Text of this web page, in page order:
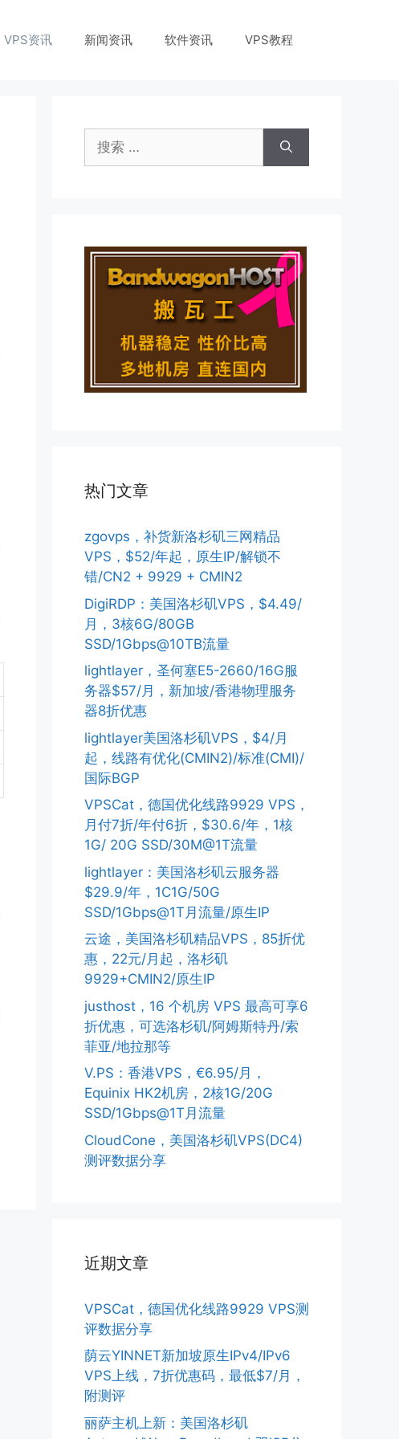
VPS资讯 新闻资讯 软件资讯 VPS教程
索：
热门文章
zgovps，补货新洛杉矶三网精品
VPS，$52/年起，原生IP/解锁不
错/CN2 + 9929 + CMIN2
DigiRDP：美国洛杉矶VPS，$4.49/
月，3核6G/80GB
SSD/1Gbps@10TB流量
lightlayer，圣何塞E5-2660/16G服
务器$57/月，新加坡/香港物理服务
器8折优惠
lightlayer美国洛杉矶VPS，$4/月
起，线路有优化(CMIN2)/标准(CMI)/
国际BGP
VPSCat，德国优化线路9929 VPS，
月付7折/年付6折，$30.6/年，1核
1G/ 20G SSD/30M@1T流量
lightlayer：美国洛杉矶云服务器
$29.9/年，1C1G/50G
SSD/1Gbps@1T月流量/原生IP
云途，美国洛杉矶精品VPS，85折优
惠，22元/月起，洛杉矶
9929+CMIN2/原生IP
justhost，16 个机房 VPS 最高可享6
折优惠，可选洛杉矶/阿姆斯特丹/索
菲亚/地拉那等
V.PS：香港VPS，€6.95/月，
Equinix HK2机房，2核1G/20G
SSD/1Gbps@1T月流量
CloudCone，美国洛杉矶VPS(DC4)
测评数据分享
近期文章
VPSCat，德国优化线路9929 VPS测
评数据分享
荫云YINNET新加坡原生IPv4/IPv6
VPS上线，7折优惠码，最低$7/月，
附测评
丽萨主机上新：美国洛杉矶